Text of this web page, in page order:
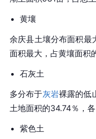
黄壤
余庆县土壤分布面积最
面积最大，占黄壤面积
石灰土
多分布于灰岩裸露的低
土地面积的34.74％，
紫色土